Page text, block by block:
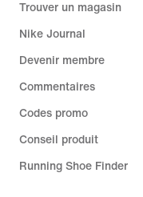
Trouver un magasin
Nike Journal
Devenir membre
Commentaires
Codes promo
Conseil produit
Running Shoe Finder